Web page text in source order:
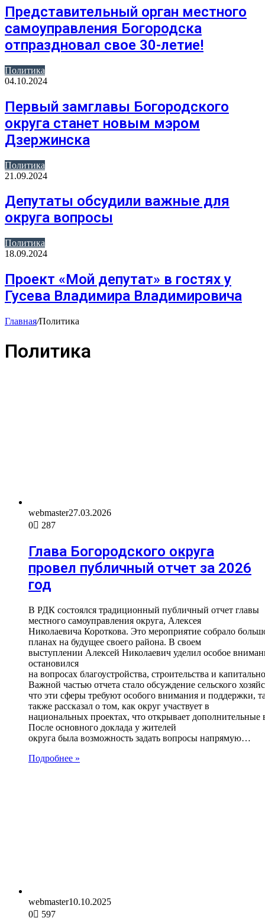
Представительный орган местного
самоуправления Богородска
отпраздновал свое 30-летие!
Политика
04.10.2024
Первый замглавы Богородского
округа станет новым мэром
Дзержинска
Политика
21.09.2024
Депутаты обсудили важные для
округа вопросы
Политика
18.09.2024
Проект «Мой депутат» в гостях у
Гусева Владимира Владимировича
Главная/Политика
Политика
webmaster27.03.2026
0
287
Глава Богородского округа
провел публичный отчет за 2026
год
В РДК состоялся традиционный публичный отчет главы
местного самоуправления округа, Алексея
Николаевича Короткова. Это мероприятие собрало
планах на будущее своего района. В своем
выступлении Алексей Николаевич уделил особое
остановился
на вопросах благоустройства, строительства и
Важной частью отчета стало обсуждение сельского
что эти сферы требуют особого внимания и поддержки,
также рассказал о том, как округ участвует в
национальных проектах, что открывает
После основного доклада у жителей
округа была возможность задать вопросы напрямую…
Подробнее »
webmaster10.10.2025
0
597